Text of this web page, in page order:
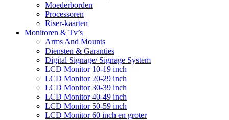
Moederborden
Processoren
Riser-kaarten
Monitoren & Tv’s
Arms And Mounts
Diensten & Garanties
Digital Signage/ Signage System
LCD Monitor 10-19 inch
LCD Monitor 20-29 inch
LCD Monitor 30-39 inch
LCD Monitor 40-49 inch
LCD Monitor 50-59 inch
LCD Monitor 60 inch en groter